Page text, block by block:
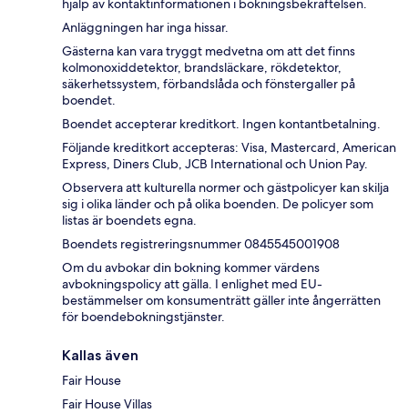
hjälp av kontaktinformationen i bokningsbekräftelsen.
Anläggningen har inga hissar.
Gästerna kan vara tryggt medvetna om att det finns
kolmonoxiddetektor, brandsläckare, rökdetektor,
säkerhetssystem, förbandslåda och fönstergaller på
boendet.
Boendet accepterar kreditkort. Ingen kontantbetalning.
Följande kreditkort accepteras: Visa, Mastercard, American
Express, Diners Club, JCB International och Union Pay.
Observera att kulturella normer och gästpolicyer kan skilja
sig i olika länder och på olika boenden. De policyer som
listas är boendets egna.
Boendets registreringsnummer 0845545001908
Om du avbokar din bokning kommer värdens
avbokningspolicy att gälla. I enlighet med EU-
bestämmelser om konsumenträtt gäller inte ångerrätten
för boendebokningstjänster.
Kallas även
Fair House
Fair House Villas